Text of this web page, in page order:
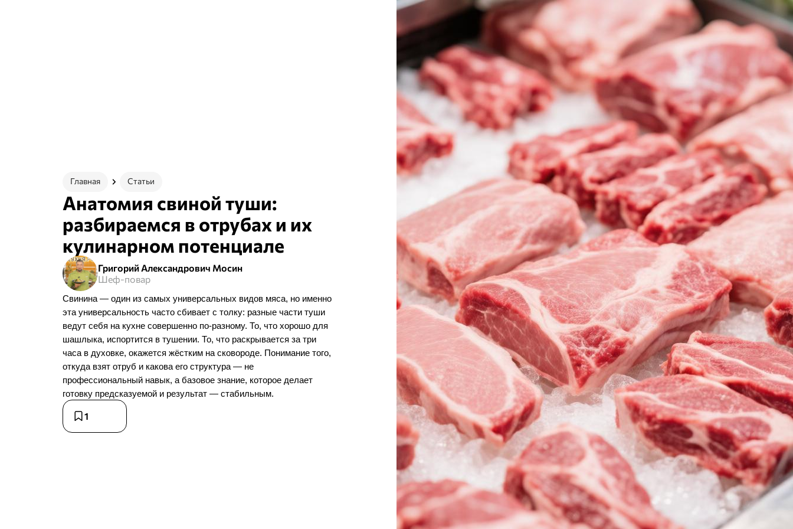
Главная Статьи
Анатомия свиной туши:
разбираемся в отрубах и их
кулинарном потенциале
Григорий Александрович Мосин
Шеф-повар
Свинина — один из самых универсальных видов мяса, но именно
эта универсальность часто сбивает с толку: разные части туши
ведут себя на кухне совершенно по-разному. То, что хорошо для
шашлыка, испортится в тушении. То, что раскрывается за три
часа в духовке, окажется жёстким на сковороде. Понимание того,
откуда взят отруб и какова его структура — не
профессиональный навык, а базовое знание, которое делает
готовку предсказуемой и результат — стабильным.
1